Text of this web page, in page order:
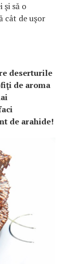
şi să o
cât de uşor
deserturile
de aroma
de arahide!